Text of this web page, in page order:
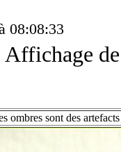
08:08:33
Affichage
ombres sont des